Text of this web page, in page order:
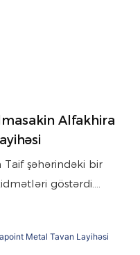
Alfakhira
Taif şəhərindəki bir
göstərdi.
altında İslam